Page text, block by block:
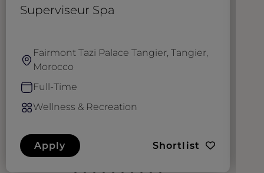
Superviseur Spa
Fairmont Tazi Palace Tangier, Tangier,
Morocco
Full-Time
Wellness & Recreation
Apply Shortlist